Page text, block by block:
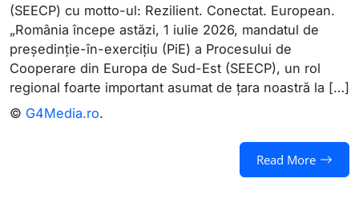
(SEECP) cu motto-ul: Rezilient. Conectat. European.
„România începe astăzi, 1 iulie 2026, mandatul de
preşedinţie-în-exerciţiu (PiE) a Procesului de
Cooperare din Europa de Sud-Est (SEECP), un rol
regional foarte important asumat de ţara noastră la […]
© G4Media.ro.
Read More